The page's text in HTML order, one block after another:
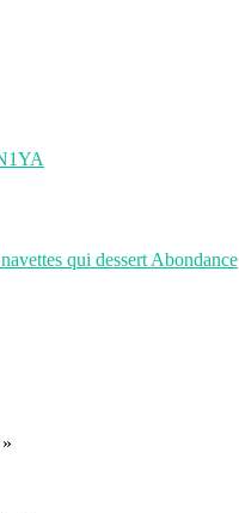
qui dessert Abondance